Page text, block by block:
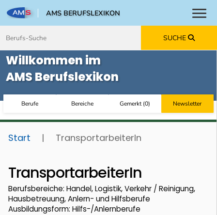
AMS BERUFSLEXIKON
SUCHE
Willkommen im
AMS Berufslexikon
Berufe Bereiche Gemerkt(0) Newsletter
Start | TransportarbeiterIn
TransportarbeiterIn
Berufsbereiche: Handel, Logistik, Verkehr / Reinigung,
Hausbetreuung, Anlern- und Hilfsberufe
Ausbildungsform: Hilfs-/Anlernberufe